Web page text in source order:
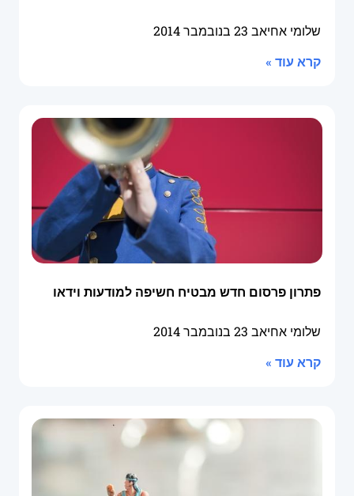
שלומי אחיאב 23 בנובמבר 2014
קרא עוד »
פתרון פרסום חדש מבטיח חשיפה למודעות וידאו
שלומי אחיאב 23 בנובמבר 2014
קרא עוד »